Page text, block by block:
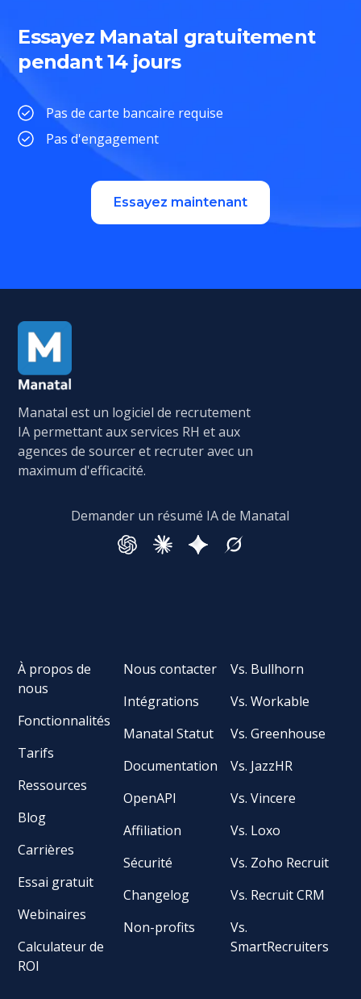
Essayez Manatal gratuitement
pendant 14 jours
Pas de carte bancaire requise
Pas d'engagement
Essayez maintenant
Manatal est un logiciel de recrutement
IA permettant aux services RH et aux
agences de sourcer et recruter avec un
maximum d'efficacité.
Demander un résumé IA de Manatal
À propos de
nous
Fonctionnalités
Tarifs
Ressources
Blog
Carrières
Essai gratuit
Webinaires
Calculateur de
ROI
Nous contacter
Intégrations
Manatal Statut
Documentation
OpenAPI
Affiliation
Sécurité
Changelog
Non-profits
Vs. Bullhorn
Vs. Workable
Vs. Greenhouse
Vs. JazzHR
Vs. Vincere
Vs. Loxo
Vs. Zoho Recruit
Vs. Recruit CRM
Vs.
SmartRecruiters